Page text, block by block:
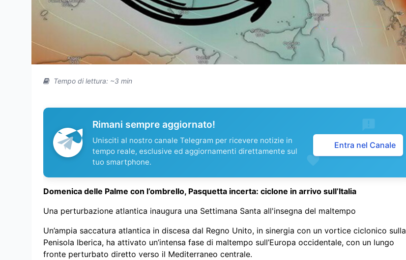
Tempo di lettura: ~3 min
Rimani sempre aggiornato!
Unisciti al nostro canale Telegram per ricevere notizie in
tempo reale, esclusive ed aggiornamenti direttamente sul
tuo smartphone.
Entra nel Canale
Domenica delle Palme con l’ombrello, Pasquetta incerta: ciclone in arrivo sull’Italia
Una perturbazione atlantica inaugura una Settimana Santa all'insegna del maltempo
Un’ampia saccatura atlantica in discesa dal Regno Unito, in sinergia con un vortice ciclonico sulla
Penisola Iberica, ha attivato un’intensa fase di maltempo sull’Europa occidentale, con un lungo
fronte perturbato diretto verso il Mediterraneo centrale.